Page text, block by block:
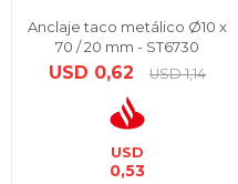
Anclaje taco metálico Ø10 x
70 / 20 mm - ST6730
USD 0,62 USD 1,14
USD
0,53